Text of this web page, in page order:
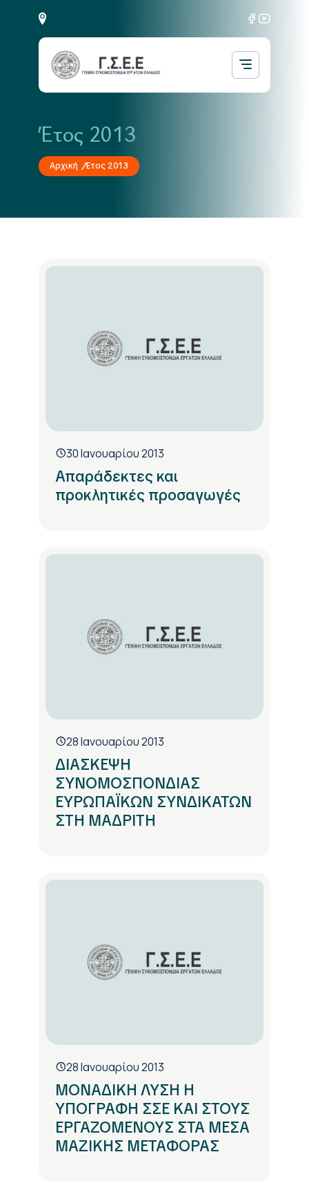
Έτος 2013
Αρχική Έτος 2013
30 Ιανουαρίου 2013
Απαράδεκτες και
προκλητικές προσαγωγές
28 Ιανουαρίου 2013
ΔΙΑΣΚΕΨΗ
ΣΥΝΟΜΟΣΠΟΝΔΙΑΣ
ΕΥΡΩΠΑΪΚΩΝ ΣΥΝΔΙΚΑΤΩΝ
ΣΤΗ ΜΑΔΡΙΤΗ
28 Ιανουαρίου 2013
ΜΟΝΑΔΙΚΗ ΛΥΣΗ Η
ΥΠΟΓΡΑΦΗ ΣΣΕ ΚΑΙ ΣΤΟΥΣ
ΕΡΓΑΖΟΜΕΝΟΥΣ ΣΤΑ ΜΕΣΑ
ΜΑΖΙΚΗΣ ΜΕΤΑΦΟΡΑΣ